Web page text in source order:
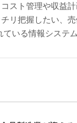
スト管理や収益
リ把握したい、
いる情報システ